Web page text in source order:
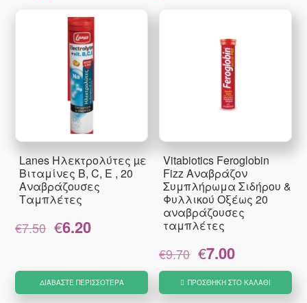
Lanes Ηλεκτρολύτες µε
Βιταμίνες B, C, E , 20
Αναβράζουσες
Ταμπλέτες
€7.50
Original
price
€6.20
€6.20.
ΔΙΑΒΆΣΤΕ ΠΕΡΙΣΣΌΤΕΡΑ
Vitabiotics Feroglobin
Fizz Αναβράζον
Συμπλήρωμα Σιδήρου &
Φυλλικού Οξέως 20
αναβράζουσες
ταμπλέτες
€9.70
Original
price
was:
€9.70.
€7.00
τιμή
είναι:
ΠΡΟΣΘΉΚΗ ΣΤΟ ΚΑΛΆΘΙ